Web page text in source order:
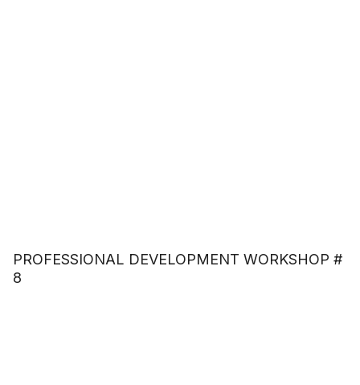
PROFESSIONAL DEVELOPMENT WORKSHOP #
8